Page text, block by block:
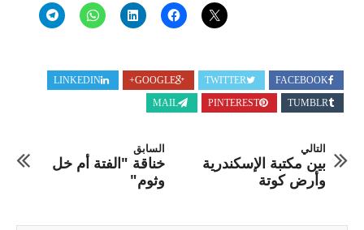
FACEBOOK
TWITTER
GOOGLE+
LINKEDIN
TUMBLR
PINTEREST
MAIL
السابق
خناقة "الفتة أم خل
وثوم"
التالي
بين مكتبة الإسكندرية
وأرض كوتة